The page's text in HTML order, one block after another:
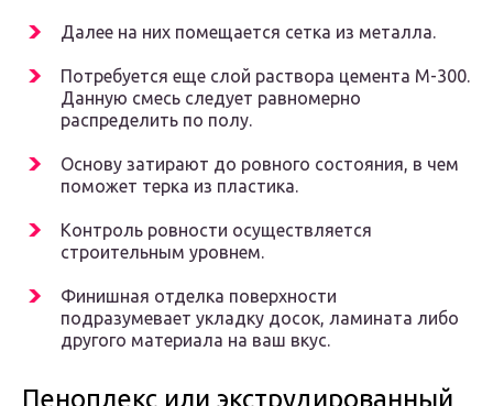
Далее на них помещается сетка из металла.
Потребуется еще слой раствора цемента М-300.
Данную смесь следует равномерно
распределить по полу.
Основу затирают до ровного состояния, в чем
поможет терка из пластика.
Контроль ровности осуществляется
строительным уровнем.
Финишная отделка поверхности
подразумевает укладку досок, ламината либо
другого материала на ваш вкус.
Пеноплекс или экструдированный